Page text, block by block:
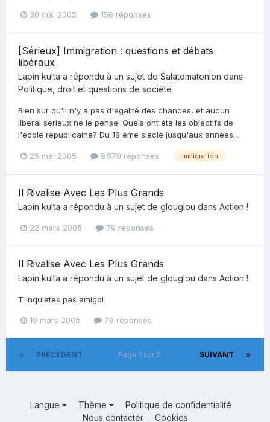
30 mai 2005 156 réponses
[Sérieux] Immigration : questions et débats
libéraux
Lapin kulta a répondu à un sujet de Salatomatonion dans
Politique, droit et questions de société
Bien sur qu'il n'y a pas d'egalité des chances, et aucun
liberal serieux ne le pense! Quels ont été les objectifs de
l'ecole republicaine? Du 18 eme siecle jusqu'aux années...
25 mai 2005 9 670 réponses immigration
Il Rivalise Avec Les Plus Grands
Lapin kulta a répondu à un sujet de glouglou dans Action !
22 mars 2005 79 réponses
Il Rivalise Avec Les Plus Grands
Lapin kulta a répondu à un sujet de glouglou dans Action !
T'inquietes pas amigo!
19 mars 2005 79 réponses
PRÉCÉDENT SUIVANT
Page 1 sur 2
Langue Thème
Politique de confidentialité
Nous contacter
Cookies